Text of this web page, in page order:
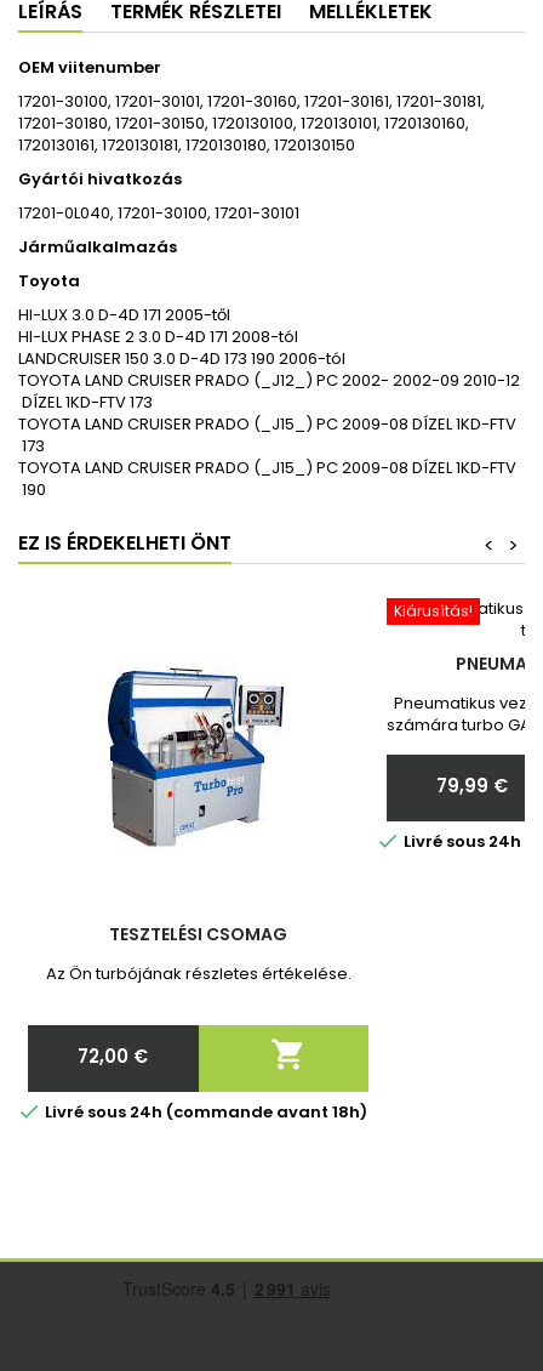
LEÍRÁS TERMÉK RÉSZLETEI MELLÉKLETEK
OEM viitenumber
17201-30100, 17201-30101, 17201-30160, 17201-30161, 17201-30181,
17201-30180, 17201-30150, 1720130100, 1720130101, 1720130160,
1720130161, 1720130181, 1720130180, 1720130150
Gyártói hivatkozás
17201-0L040, 17201-30100, 17201-30101
Járműalkalmazás
Toyota
HI-LUX 3.0 D-4D 171 2005-től
HI-LUX PHASE 2 3.0 D-4D 171 2008-tól
LANDCRUISER 150 3.0 D-4D 173 190 2006-tól
TOYOTALAND CRUISER PRADO (_J12_) PC2002- 2002-09 2010-12
DÍZEL1KD-FTV173
TOYOTALAND CRUISER PRADO (_J15_) PC2009-08 DÍZEL1KD-FTV
173
TOYOTALAND CRUISER PRADO (_J15_) PC2009-08 DÍZEL1KD-FTV
190
EZ IS ÉRDEKELHETI ÖNT >
<
TESZTELÉSI CSOMAG
Az Ön turbójának részletes értékelése.
Ár
72,00 € 
 Livré sous 24h (commande avant 18h)
Kiárusítás!
Pneumatikus
számára turbo
nekünk a
Ár
79,99 €
 Livré sous 24h